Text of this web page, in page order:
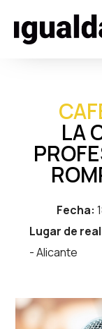
LA
Fecha:
Lugar de
- Alicante